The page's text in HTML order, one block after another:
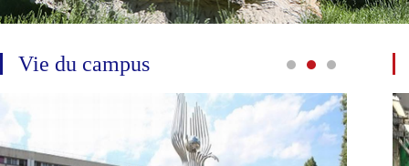
Vie du campus